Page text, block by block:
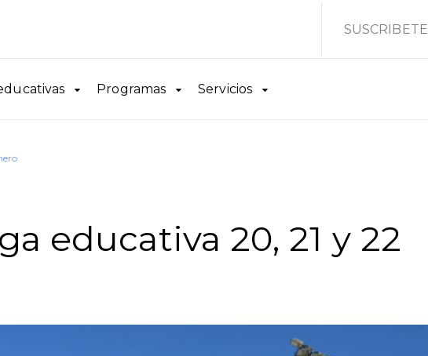
SUSCRIBETE
Programas Servicios
educativa 20, 21 y 22